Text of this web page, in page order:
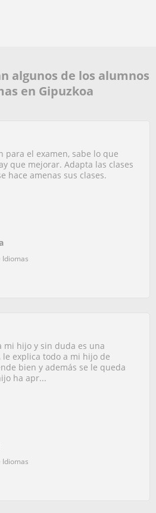
algunos de los alumnos
en Gipuzkoa
para el examen, sabe lo que
que mejorar. Adapta las clases
hace amenas sus clases.
Idiomas
mi hijo y sin duda es una
le explica todo a mi hijo de
bien y además se le queda
ha apr...
Idiomas